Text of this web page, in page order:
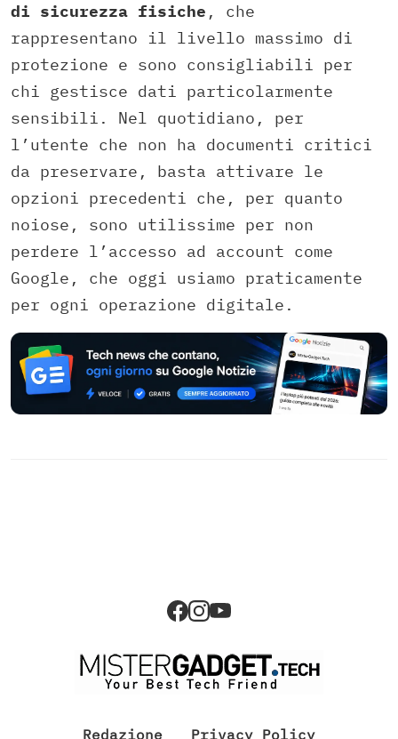
di sicurezza fisiche , che
rappresentano il livello massimo di
protezione e sono consigliabili per
chi gestisce dati particolarmente
sensibili. Nel quotidiano, per
l’utente che non ha documenti critici
da preservare, basta attivare le
opzioni precedenti che, per quanto
noiose, sono utilissime per non
perdere l’accesso ad account come
Google, che oggi usiamo praticamente
per ogni operazione digitale.
Redazione Privacy Policy